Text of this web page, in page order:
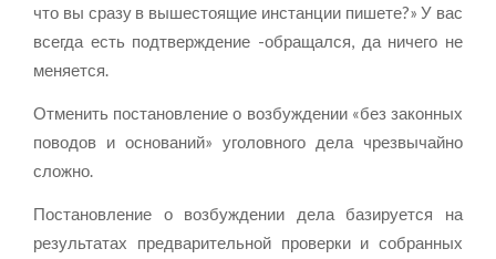
что вы сразу в вышестоящие инстанции пишете?» У вас
всегда есть подтверждение -обращался, да ничего не
меняется.
Отменить постановление о возбуждении «без законных
поводов и оснований» уголовного дела чрезвычайно
сложно.
Постановление о возбуждении дела базируется на
результатах предварительной проверки и собранных